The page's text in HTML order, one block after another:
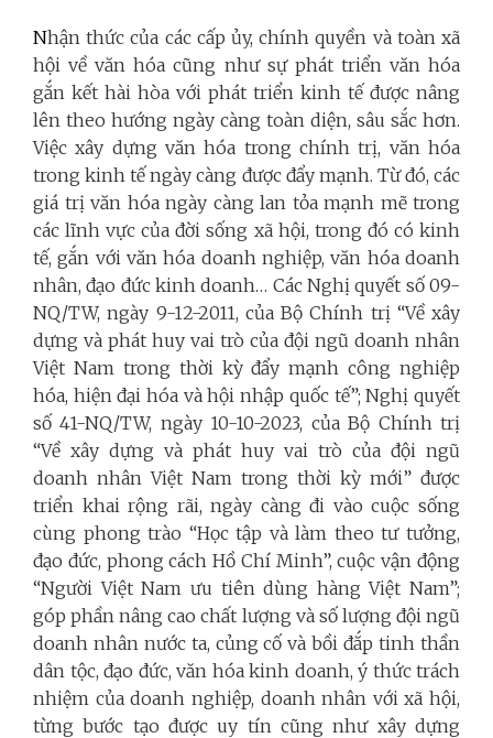
Nhận thức của các cấp ủy, chính quyền và toàn xã
hội về văn hóa cũng như sự phát triển văn hóa
gắn kết hài hòa với phát triển kinh tế được nâng
lên theo hướng ngày càng toàn diện, sâu sắc hơn.
Việc xây dựng văn hóa trong chính trị, văn hóa
trong kinh tế ngày càng được đẩy mạnh. Từ đó, các
giá trị văn hóa ngày càng lan tỏa mạnh mẽ trong
các lĩnh vực của đời sống xã hội, trong đó có kinh
tế, gắn với văn hóa doanh nghiệp, văn hóa doanh
nhân, đạo đức kinh doanh… Các Nghị quyết số 09-
NQ/TW, ngày 9-12-2011, của Bộ Chính trị “Về xây
dựng và phát huy vai trò của đội ngũ doanh nhân
Việt Nam trong thời kỳ đẩy mạnh công nghiệp
hóa, hiện đại hóa và hội nhập quốc tế”; Nghị quyết
số 41-NQ/TW, ngày 10-10-2023, của Bộ Chính trị
“Về xây dựng và phát huy vai trò của đội ngũ
doanh nhân Việt Nam trong thời kỳ mới” được
triển khai rộng rãi, ngày càng đi vào cuộc sống
cùng phong trào “Học tập và làm theo tư tưởng,
đạo đức, phong cách Hồ Chí Minh”, cuộc vận động
“Người Việt Nam ưu tiên dùng hàng Việt Nam”;
góp phần nâng cao chất lượng và số lượng đội ngũ
doanh nhân nước ta, củng cố và bồi đắp tinh thần
dân tộc, đạo đức, văn hóa kinh doanh, ý thức trách
nhiệm của doanh nghiệp, doanh nhân với xã hội,
từng bước tạo được uy tín cũng như xây dựng